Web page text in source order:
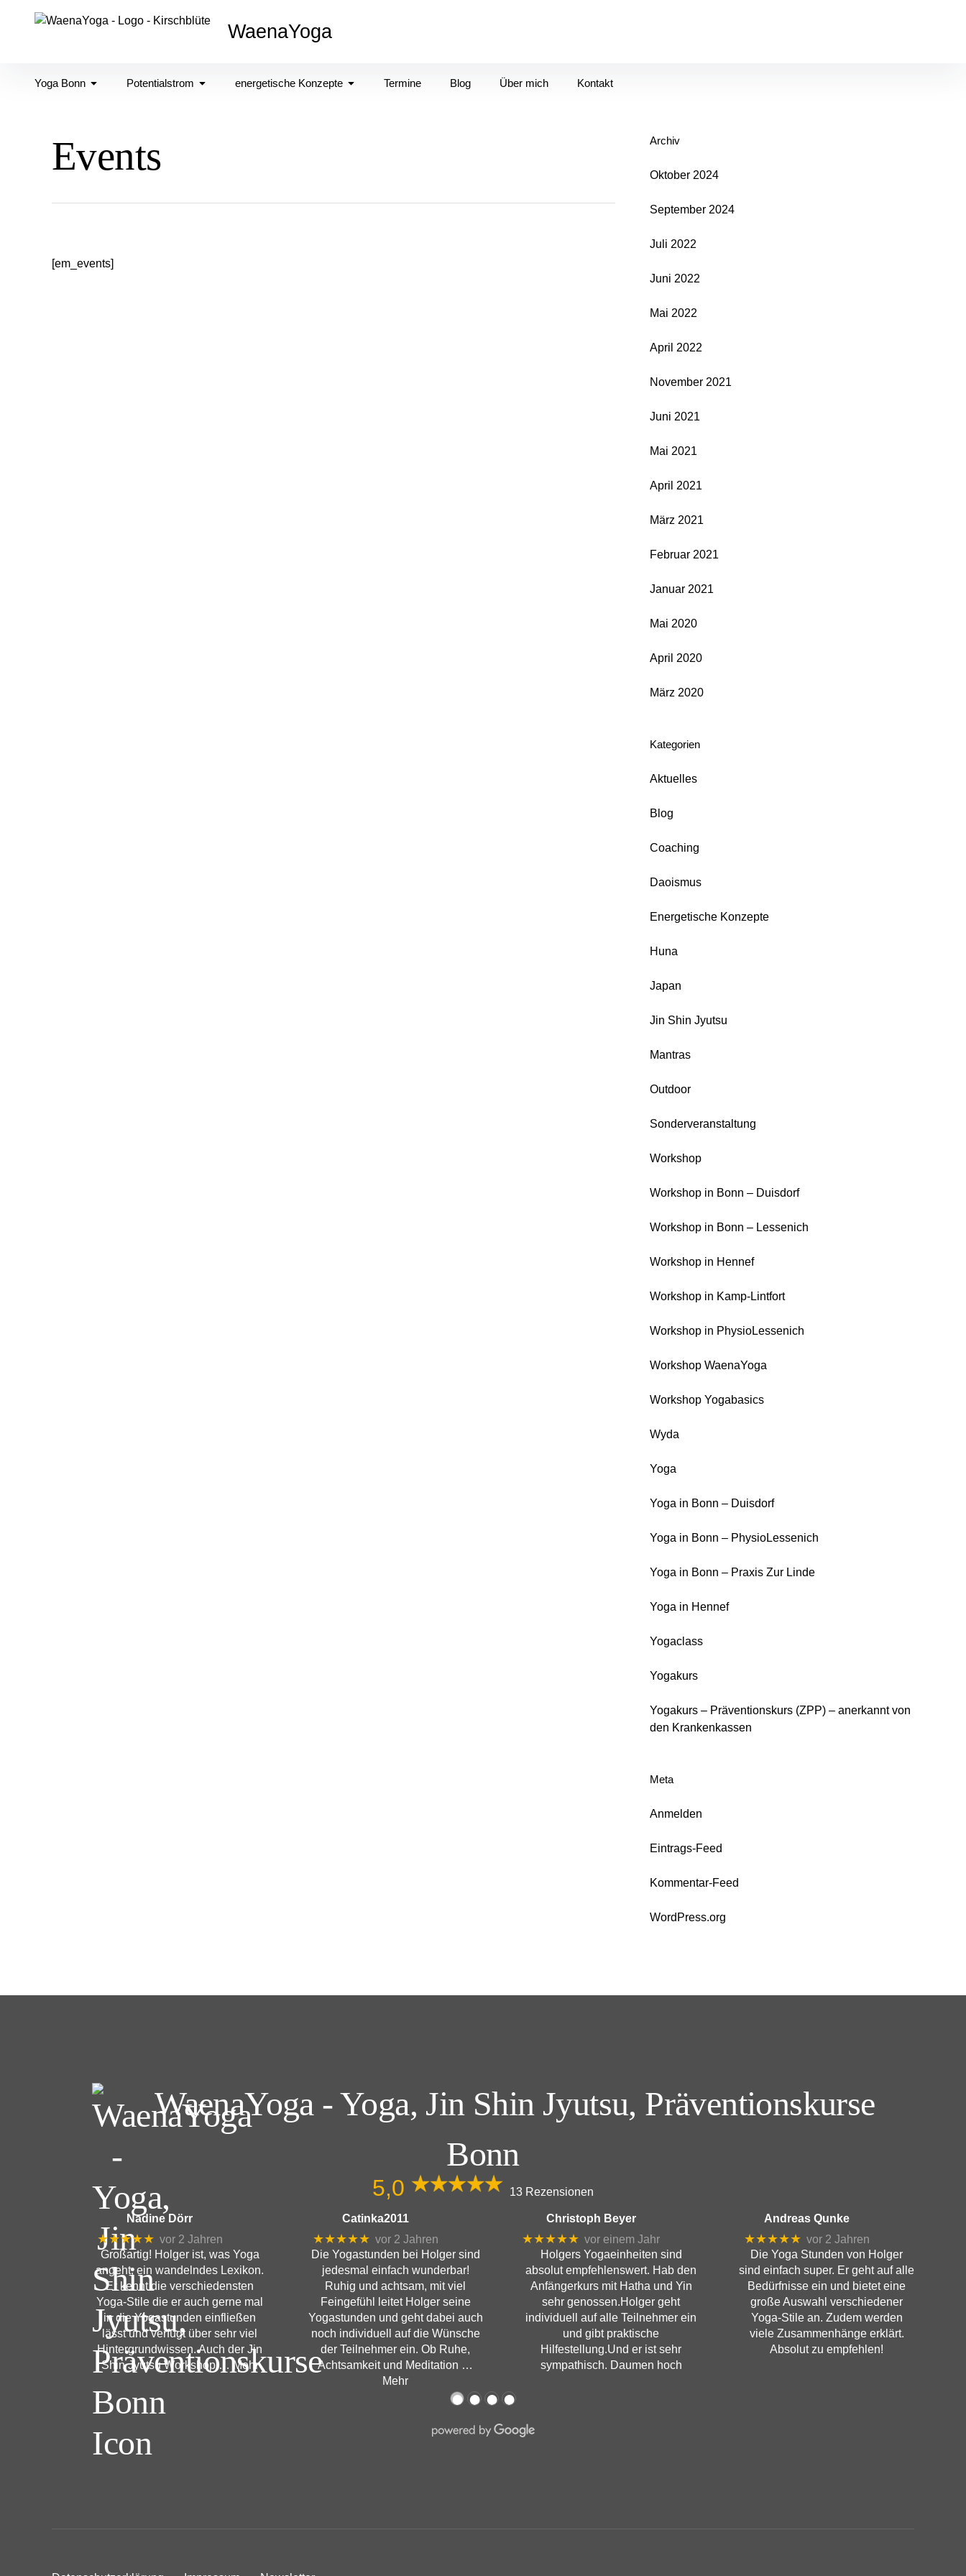
überspringen
WaenaYoga
Yoga Bonn Potentialstrom energetische Konzepte Termine Blog Über mich Kontakt
Events
[em_events]
Archiv
Oktober 2024
September 2024
Juli 2022
Juni 2022
Mai 2022
April 2022
November 2021
Juni 2021
Mai 2021
April 2021
März 2021
Februar 2021
Januar 2021
Mai 2020
April 2020
März 2020
Kategorien
Aktuelles
Blog
Coaching
Daoismus
Energetische Konzepte
Huna
Japan
Jin Shin Jyutsu
Mantras
Outdoor
Sonderveranstaltung
Workshop
Workshop in Bonn – Duisdorf
Workshop in Bonn – Lessenich
Workshop in Hennef
Workshop in Kamp-Lintfort
Workshop in PhysioLessenich
Workshop WaenaYoga
Workshop Yogabasics
Wyda
Yoga
Yoga in Bonn – Duisdorf
Yoga in Bonn – PhysioLessenich
Yoga in Bonn – Praxis Zur Linde
Yoga in Hennef
Yogaclass
Yogakurs
Yogakurs – Präventionskurs (ZPP) – anerkannt von
den Krankenkassen
Meta
Anmelden
Eintrags-Feed
Kommentar-Feed
WordPress.org
WaenaYoga - Yoga, Jin Shin Jyutsu, Präventionskurse
Bonn
5,0 13 Rezensionen
Nadine Dörr
★★★★★ vor 2 Jahren
Großartig! Holger ist, was Yoga
angeht, ein wandelndes Lexikon.
Er kennt die verschiedensten
Yoga-Stile die er auch gerne mal
in die Yogastunden einfließen
lässt und verfügt über sehr viel
Hintergrundwissen. Auch der Jin
Shin Jyutsu Workshop … Mehr
Catinka2011
★★★★★ vor 2 Jahren
Die Yogastunden bei Holger sind
jedesmal einfach wunderbar!
Ruhig und achtsam, mit viel
Feingefühl leitet Holger seine
Yogastunden und geht dabei auch
noch individuell auf die Wünsche
der Teilnehmer ein. Ob Ruhe,
Achtsamkeit und Meditation …
Mehr
Christoph Beyer
★★★★★ vor einem Jahr
Holgers Yogaeinheiten sind
absolut empfehlenswert. Hab den
Anfängerkurs mit Hatha und Yin
sehr genossen.Holger geht
individuell auf alle Teilnehmer ein
und gibt praktische
Hilfestellung.Und er ist sehr
sympathisch. Daumen hoch
Andreas Qunke
★★★★★ vor 2 Jahren
Die Yoga Stunden von Holger
sind einfach super. Er geht auf alle
Bedürfnisse ein und bietet eine
große Auswahl verschiedener
Yoga-Stile an. Zudem werden
viele Zusammenhänge erklärt.
Absolut zu empfehlen!
●●●●